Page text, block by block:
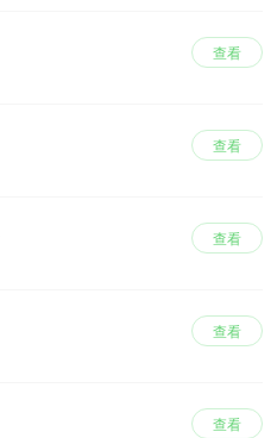
查看
查看
查看
查看
查看